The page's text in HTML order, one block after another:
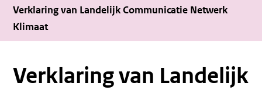
en
zich
hier:
Verklaring van Landelijk Communicatie Netwerk
Klimaat
Verklaring van Landelijk